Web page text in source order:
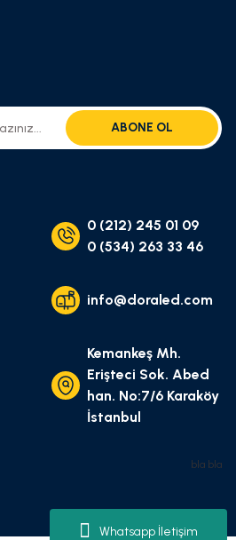
Whatsapp İletişim
ABONE OL
0 (212) 245 01 09
0 (534) 263 33 46
info@doraled.com
Kemankeş Mh.
Erişteci Sok. Abed
han. No:7/6 Karaköy
İstanbul
bla bla